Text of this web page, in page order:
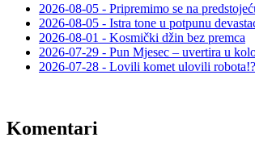
2026-08-05 - Pripremimo se na
2026-08-05 - Istra tone u potpunu
2026-08-01 - Kosmički džin bez premca
2026-07-29 - Pun Mjesec – uvertira u
2026-07-28 - Lovili komet ulovili robota!?
Komentari